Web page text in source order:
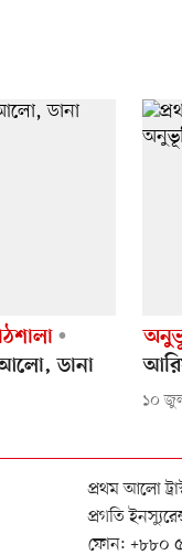
আলো, ডানা
১০
প্রথম আলো
প্রগতি
ফোন: +৮৮০